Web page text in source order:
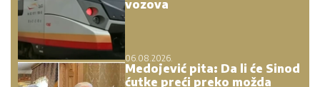
vozova
06.08.2026.
Medojević pita: Da li će Sinod
ćutke preći preko možda